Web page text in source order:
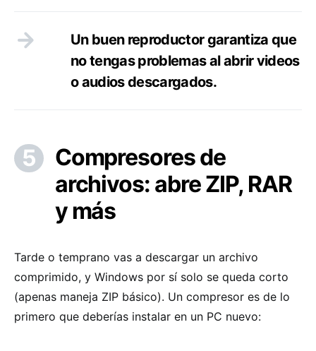
Un buen reproductor garantiza que
no tengas problemas al abrir videos
o audios descargados.
Compresores de
archivos: abre ZIP, RAR
y más
Tarde o temprano vas a descargar un archivo
comprimido, y Windows por sí solo se queda corto
(apenas maneja ZIP básico). Un compresor es de lo
primero que deberías instalar en un PC nuevo: